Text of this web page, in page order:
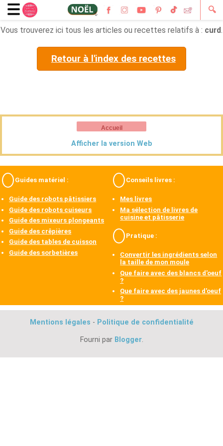
🔍
Vous trouverez ici tous les articles ou recettes relatifs à : curd
Retour à l'index des recettes
Accueil
Afficher la version Web
Guides matériel :
Guide des robots pâtissiers
Guide des robots cuiseurs
Guide des mixeurs plongeants
Guide des crêpières
Guide des tables de cuisson
Guide des sorbetières
Conseils livres :
Mes livres
Ma sélection de livres de
cuisine et pâtisserie
Pratique :
Convertir les ingrédients selon
la taille de mon moule
Que faire avec des blancs d'oeuf
?
Que faire avec des jaunes d'oeuf
?
Mentions légales - Politique de confidentialité
Fourni par Blogger.